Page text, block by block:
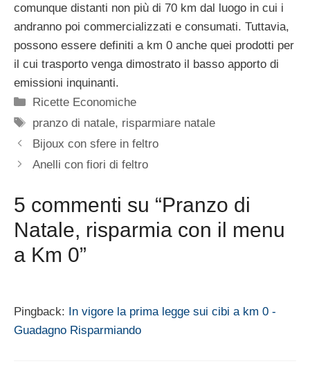
comunque distanti non più di 70 km dal luogo in cui i
andranno poi commercializzati e consumati. Tuttavia,
possono essere definiti a km 0 anche quei prodotti per
il cui trasporto venga dimostrato il basso apporto di
emissioni inquinanti.
Categorie
Ricette Economiche
Tag
pranzo di natale, risparmiare natale
Bijoux con sfere in feltro
Anelli con fiori di feltro
5 commenti su “Pranzo di
Natale, risparmia con il menu
a Km 0”
Pingback: In vigore la prima legge sui cibi a km 0 -
Guadagno Risparmiando